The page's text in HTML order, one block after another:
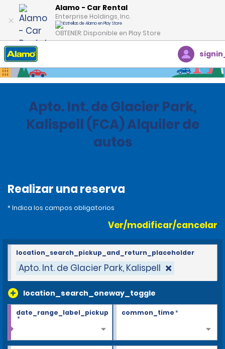
Alamo - Car Rental
Enterprise Holdings, Inc.
OBTENER: Disponible en Play Store
Inicio Oficinas
Apto. Int. de Glacier Park,
Kalispell (FCA) Alquiler de
autos
Realizar una reserva
* Indica los campos obligatorios
Ver/modificar/cancelar
Apto. Int. de Glacier Park, Kalispell
location_search_oneway_toggle
location_search_pickup_and_return_placeholder
date_range_label_pickup
*
common_time*